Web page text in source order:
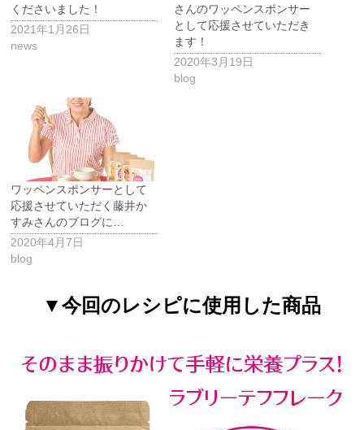
くださいました！
2021年1月26日
news
さんのワッペンスポンサー
として応援させていただき
ます！
2020年3月19日
blog
ワッペンスポンサーとして
応援させていただく藤井か
すみさんのブログに…
2020年4月7日
blog
▼今回のレシピに使用した商品